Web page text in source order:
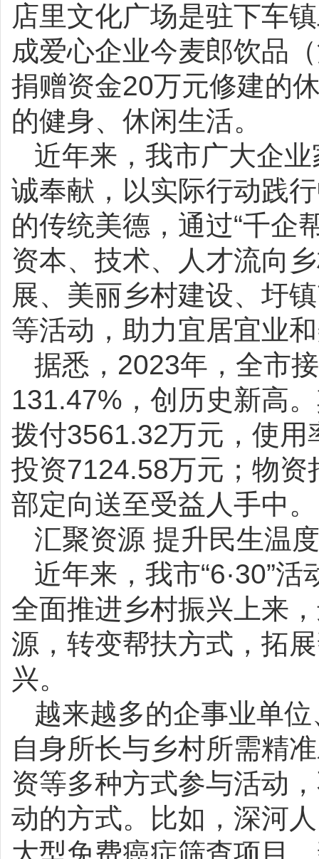
店里文化广场是驻下车
成爱心企业今麦郎饮品
捐赠资金20万元修建的
的健身、休闲生活。
近年来，我市广大企
诚奉献，以实际行动践
的传统美德，通过“千企
资本、技术、人才流向
展、美丽乡村建设、圩
等活动，助力宜居宜业
据悉，2023年，全市
131.47%，创历史新高
拨付3561.32万元，使
投资7124.58万元；物
部定向送至受益人手中。
汇聚资源 提升民生温度
近年来，我市“6·30”
全面推进乡村振兴上来
源，转变帮扶方式，拓
兴。
越来越多的企事业单
自身所长与乡村所需精
资等多种方式参与活动
动的方式。比如，深河